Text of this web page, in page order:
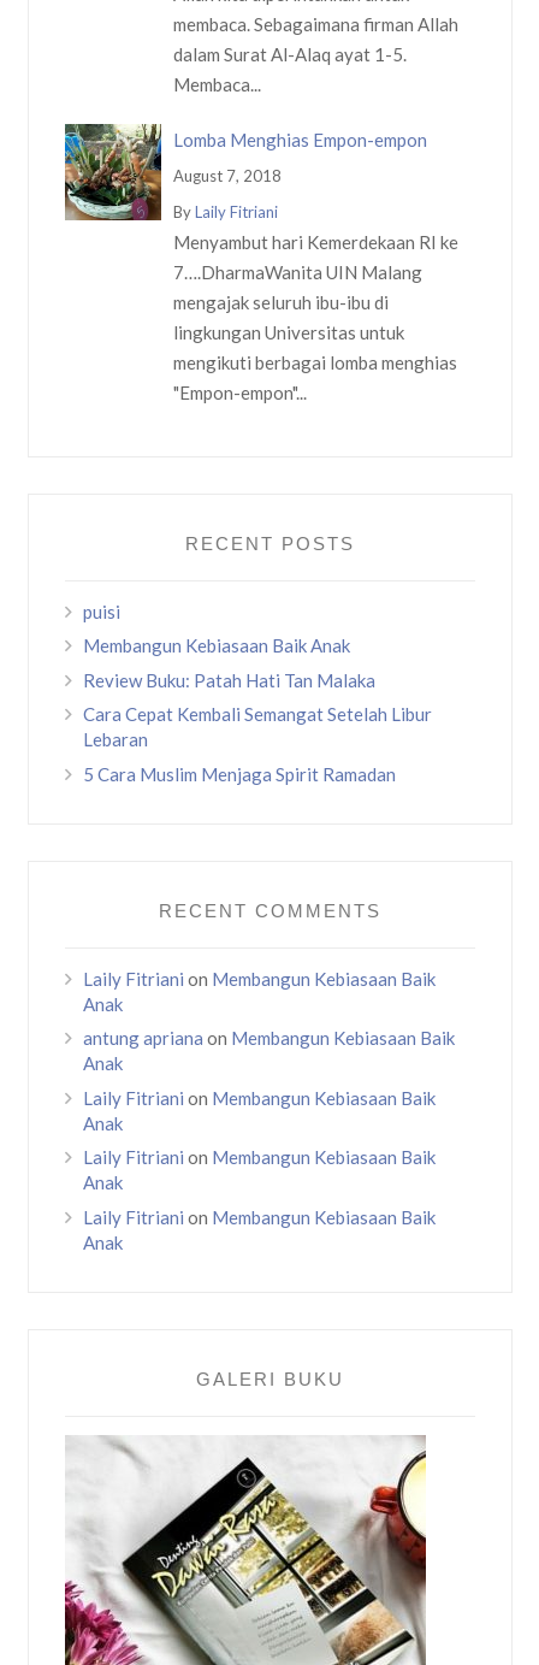
membaca. Sebagaimana firman Allah
dalam Surat Al-Alaq ayat 1-5.
Membaca...
Lomba Menghias Empon-empon
August 7, 2018
ByLaily Fitriani
Menyambut hari Kemerdekaan RI ke
7….DharmaWanita UIN Malang
mengajak seluruh ibu-ibu di
lingkungan Universitas untuk
mengikuti berbagai lomba menghias
"Empon-empon"...
RECENT POSTS
puisi
Membangun Kebiasaan Baik Anak
Review Buku: Patah Hati Tan Malaka
Cara Cepat Kembali Semangat Setelah Libur
Lebaran
5 Cara Muslim Menjaga Spirit Ramadan
RECENT COMMENTS
Laily Fitriani on Membangun Kebiasaan Baik
Anak
antung apriana on Membangun Kebiasaan Baik
Anak
Laily Fitriani on Membangun Kebiasaan Baik
Anak
Laily Fitriani on Membangun Kebiasaan Baik
Anak
Laily Fitriani on Membangun Kebiasaan Baik
Anak
GALERI BUKU